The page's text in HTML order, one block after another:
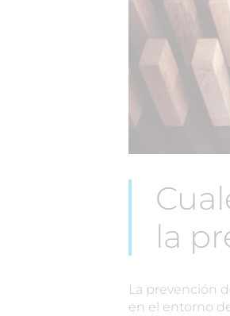
la
La prevención
en el entorno